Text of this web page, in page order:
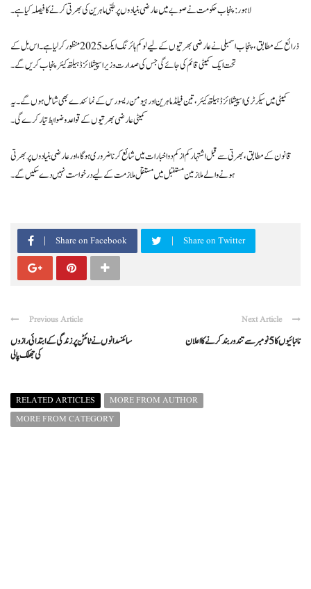
لاہور: پنجاب حکومت نے صوبے میں عارضی بنیادوں پر طبی ماہرین کی بھرتی کرنے کا فیصلہ کیا ہے۔
ذرائع کے مطابق، پنجاب اسمبلی نے عارضی بھرتیوں کے لیے لوکم ہائرنگ ایکٹ 2025 منظور کر لیا ہے۔ اس بل کے
تحت ایک کمیٹی قائم کی جائے گی جس کی صدارت وزیراسپیشلائزڈ ہیلتھ کیئر پنجاب کریں گے۔
کمیٹی میں سیکرٹری اسپیشلائزڈ ہیلتھ کیئر، تین فیلڈ ماہرین اور ہیومن ریسورس کے نمائندے بھی شامل ہوں گے۔ یہ
کمیٹی عارضی بھرتیوں کے قواعد و ضوابط تیار کرے گی۔
قانون کے مطابق، بھرتی سے قبل اشتہار کم از کم دو اخبارات میں شائع کرنا ضروری ہوگا، اور عارضی بنیادوں پر بھرتی
ہونے والے ملازمین مستقبل میں مستقل ملازمت کے لیے درخواست نہیں دے سکیں گے۔
Share on Facebook Share on Twitter
Previous Article
سائنسدانوں نے ٹائٹن پر زندگی کے ابتدائی رازوں
کی جھلک پالی
Next Article
نانبائیوں کا 5 نومبر سے تندور بند کرنے کا اعلان
RELATED ARTICLES
MORE FROM AUTHOR
MORE FROM CATEGORY